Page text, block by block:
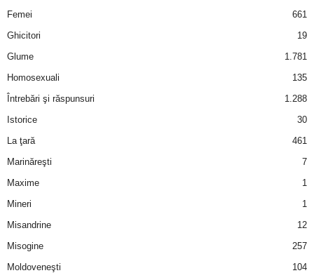
Femei
661
Ghicitori
19
Glume
1.781
Homosexuali
135
Întrebări şi răspunsuri
1.288
Istorice
30
La ţară
461
Marinăreşti
7
Maxime
1
Mineri
1
Misandrine
12
Misogine
257
Moldoveneşti
104